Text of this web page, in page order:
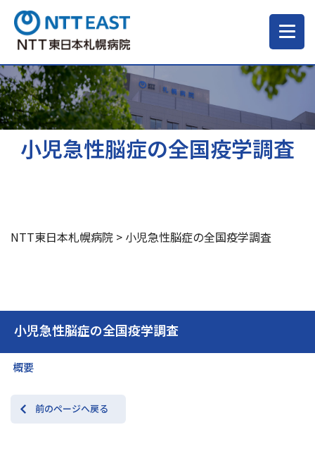
当院について
ご来院される方へ
医療・介護関係の方
小児急性脳症の全国疫学調査
概要
前のページへ戻る
小児急性脳症の全国疫学調査
NTT東日本札幌病院 > 小児急性脳症の全国疫学調査